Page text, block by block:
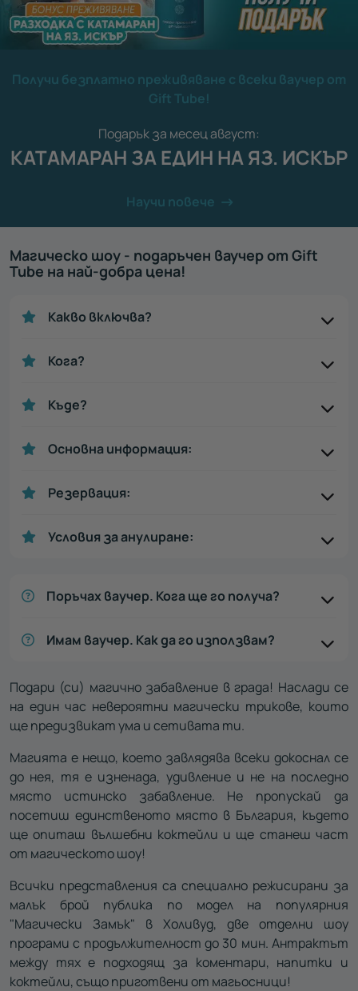
Получи безплатно преживяване с всеки ваучер от
Gift Tube!
Подарък за месец август:
КАТАМАРАН ЗА ЕДИН НА ЯЗ. ИСКЪР
Научи повече
Mагическо шоу - подаръчен ваучер от Gift
Tube на най-добра цена!
Какво включва?
Кога?
Къде?
Основна информация:
Резервация:
Условия за анулиране:
Поръчах ваучер. Кога ще го получа?
Имам ваучер. Как да го използвам?
Подари (си) магично забавление в града! Наслади се
на един час невероятни магически трикове, които
ще предизвикат ума и сетивата ти.
Магията е нещо, което завлядява всеки докоснал се
до нея, тя е изненада, удивление и не на последно
място истинско забавление. Не пропускай да
посетиш единственото място в България, където
ще опиташ вълшебни коктейли и ще станеш част
от магическото шоу!
Всички представления са специално режисирани за
малък брой публика по модел на популярния
"Магически Замък" в Холивуд, две отделни шоу
програми с продължителност до 30 мин. Антрактът
между тях е подходящ за коментари, напитки и
коктейли, също приготвени от магьосници!